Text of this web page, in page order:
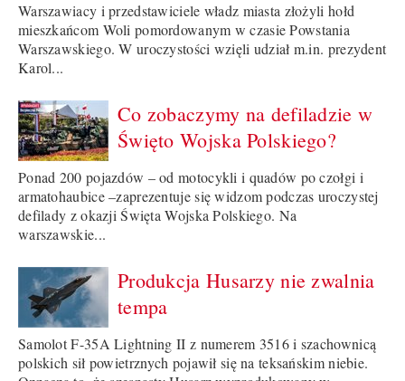
Warszawiacy i przedstawiciele władz miasta złożyli hołd
mieszkańcom Woli pomordowanym w czasie Powstania
Warszawskiego. W uroczystości wzięli udział m.in. prezydent
Karol...
Co zobaczymy na defiladzie w
Święto Wojska Polskiego?
Ponad 200 pojazdów – od motocykli i quadów po czołgi i
armatohaubice –zaprezentuje się widzom podczas uroczystej
defilady z okazji Święta Wojska Polskiego. Na
warszawskie...
Produkcja Husarzy nie zwalnia
tempa
Samolot F-35A Lightning II z numerem 3516 i szachownicą
polskich sił powietrznych pojawił się na teksańskim niebie.